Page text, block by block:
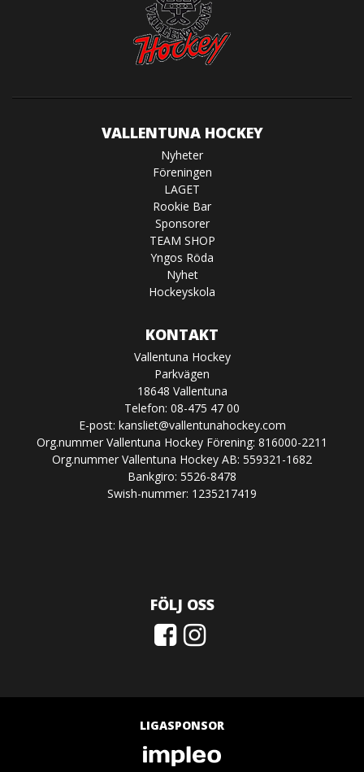
VALLENTUNA HOCKEY
Nyheter
Föreningen
LAGET
Rookie Bar
Sponsorer
TEAM SHOP
Yngos Röda
Nyhet
Hockeyskola
KONTAKT
Vallentuna Hockey
Parkvägen
18648 Vallentuna
Telefon: 08-475 47 00
E-post: kansliet@vallentunahockey.com
Org.nummer Vallentuna Hockey Förening: 816000-2211
Org.nummer Vallentuna Hockey AB: 559321-1682
Bankgiro: 5526-8478
Swish-nummer: 1235217419
FÖLJ OSS
LIGASPONSOR